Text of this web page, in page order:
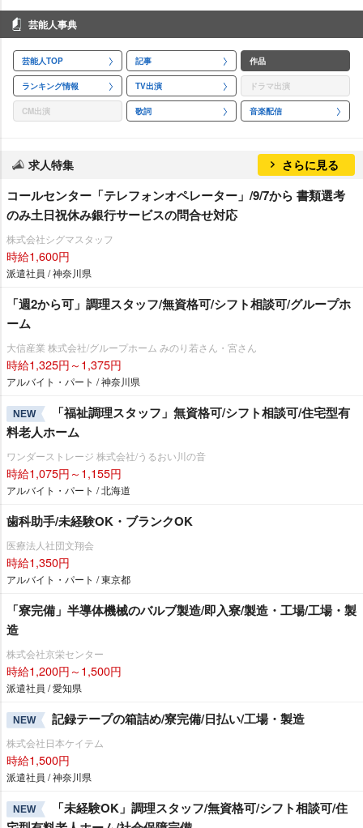
芸能人事典
芸能人TOP 記事 作品
ランキング情報 TV出演 ドラマ出演
CM出演 歌詞 音楽配信
求人特集 さらに見る
コールセンター「テレフォンオペレーター」/9/7から 書類選考
のみ土日祝休み銀行サービスの問合せ対応
株式会社シグマスタッフ
時給1,600円
派遣社員 / 神奈川県
「週2から可」調理スタッフ/無資格可/シフト相談可/グループホ
ーム
大信産業 株式会社/グループホーム みのり若さん・宮さん
時給1,325円～1,375円
アルバイト・パート / 神奈川県
NEW
「福祉調理スタッフ」無資格可/シフト相談可/住宅型有
料老人ホーム
ワンダーストレージ 株式会社/うるおい川の音
時給1,075円～1,155円
アルバイト・パート / 北海道
歯科助手/未経験OK・ブランクOK
医療法人社団文翔会
時給1,350円
アルバイト・パート / 東京都
「寮完備」半導体機械のバルブ製造/即入寮/製造・工場/工場・製
造
株式会社京栄センター
時給1,200円～1,500円
派遣社員 / 愛知県
NEW 記録テープの箱詰め/寮完備/日払い/工場・製造
株式会社日本ケイテム
時給1,500円
派遣社員 / 神奈川県
NEW
「未経験OK」調理スタッフ/無資格可/シフト相談可/住